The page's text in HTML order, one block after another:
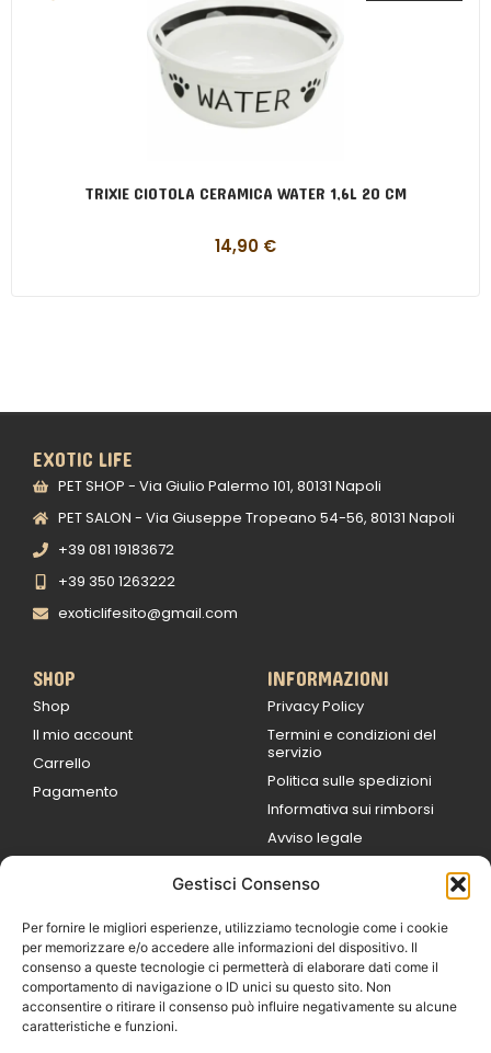
Gestisci Consenso
Per fornire le migliori esperienze, utilizziamo tecnologie come i cookie
per memorizzare e/o accedere alle informazioni del dispositivo. Il
consenso a queste tecnologie ci permetterà di elaborare dati come il
comportamento di navigazione o ID unici su questo sito. Non
acconsentire o ritirare il consenso può influire negativamente su alcune
caratteristiche e funzioni.
TRIXIE CIOTOLA CERAMICA WATER 1,6L 20 CM
14,90 €
EXOTIC LIFE
PET SHOP - Via Giulio Palermo 101, 80131 Napoli
PET SALON - Via Giuseppe Tropeano 54-56, 80131 Napoli
+39 081 19183672
+39 350 1263222
exoticlifesito@gmail.com
SHOP
Shop
Il mio account
Carrello
Pagamento
INFORMAZIONI
Privacy Policy
Termini e condizioni del
servizio
Politica sulle spedizioni
Informativa sui rimborsi
Avviso legale
9:00
Sabato 09:00 /
14:00
16:30 /
Domenica